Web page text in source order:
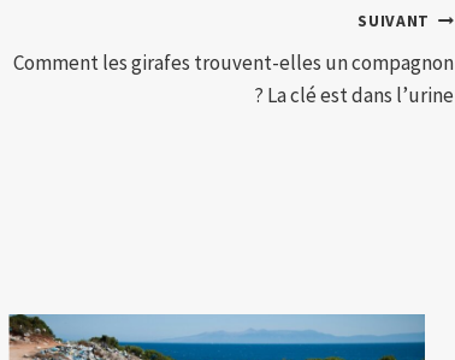
SUIVANT
Comment les girafes trouvent-elles un compagnon
? La clé est dans l’urine